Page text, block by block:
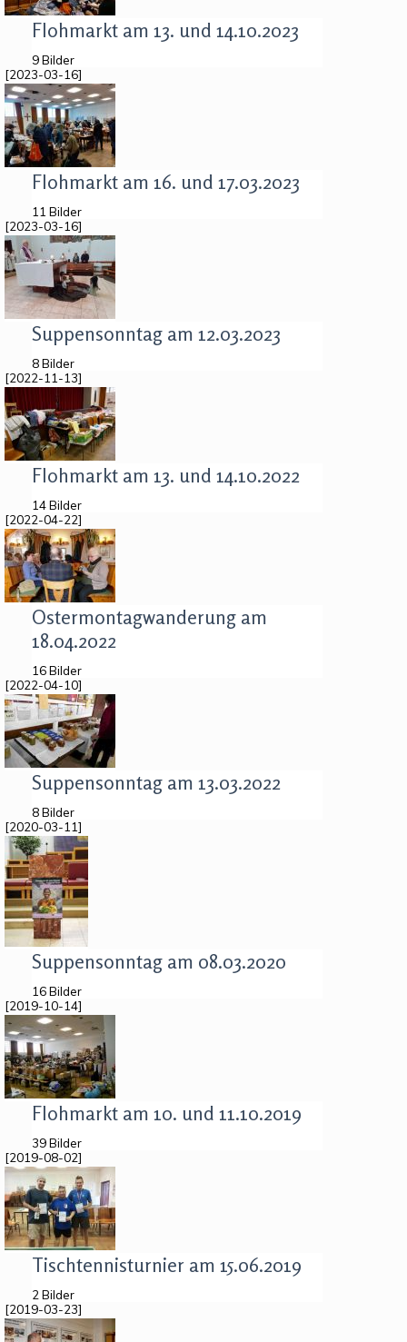
Flohmarkt am 13. und 14.10.2023
9 Bilder
[2023-03-16]
Flohmarkt am 16. und 17.03.2023
11 Bilder
[2023-03-16]
Suppensonntag am 12.03.2023
8 Bilder
[2022-11-13]
Flohmarkt am 13. und 14.10.2022
14 Bilder
[2022-04-22]
Ostermontagwanderung am
18.04.2022
16 Bilder
[2022-04-10]
Suppensonntag am 13.03.2022
8 Bilder
[2020-03-11]
Suppensonntag am 08.03.2020
16 Bilder
[2019-10-14]
Flohmarkt am 10. und 11.10.2019
39 Bilder
[2019-08-02]
Tischtennisturnier am 15.06.2019
2 Bilder
[2019-03-23]